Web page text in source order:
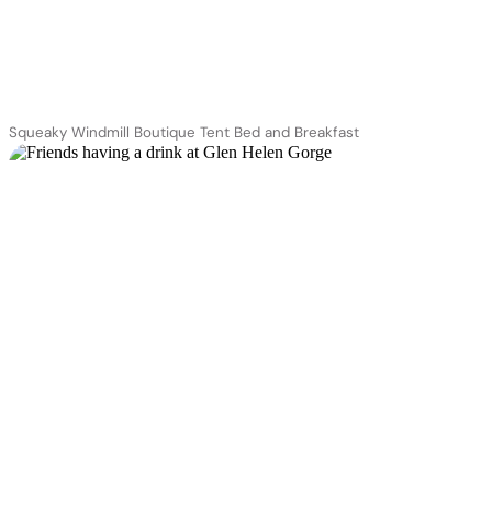
Squeaky Windmill Boutique Tent Bed and Breakfast